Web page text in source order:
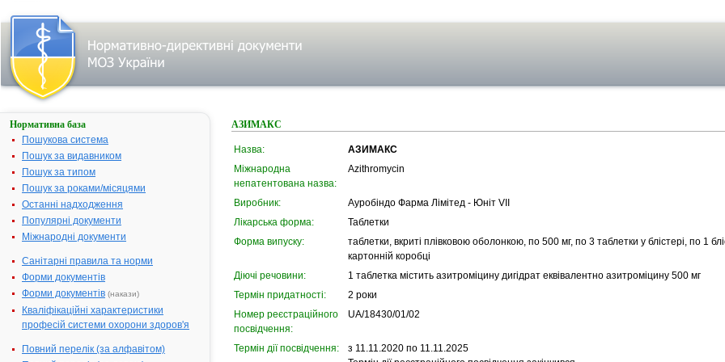
Нормативна база
Пошукова система
Пошук за видавником
Пошук за типом
Пошук за роками/місяцями
Останні надходження
Популярні документи
Міжнародні документи
Санітарні правила та норми
Форми документів
Форми документів (накази)
Кваліфікаційні характеристики
професій системи охорони здоров'я
Повний перелік (за алфавітом)
АЗИМАКС
Назва:
АЗИМАКС
Міжнародна
непатентована назва:
Azithromycin
Виробник:
Ауробіндо Фарма Лімітед - Юніт VІІ
Лікарська форма:
Таблетки
Форма випуску:
таблетки, вкриті плівковою оболонкою, по 500 мг, по 3 таблетки у блістері, по 1
картонній коробці
Діючі речовини:
1 таблетка містить азитроміцину дигідрат еквівалентно азитроміцину 500 мг
Термін придатності:
2 роки
Номер реєстраційного
посвідчення:
UA/18430/01/02
Термін дії посвідчення:
з 11.11.2020 по 11.11.2025